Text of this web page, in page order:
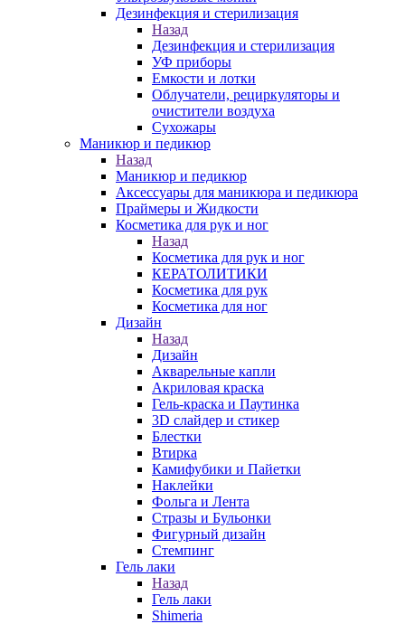
Дезинфекция и стерилизация
Назад
Дезинфекция и стерилизация
УФ приборы
Емкости и лотки
Облучатели, рециркуляторы и
очистители воздуха
Сухожары
Маникюр и педикюр
Назад
Маникюр и педикюр
Аксессуары для маникюра и педикюра
Праймеры и Жидкости
Косметика для рук и ног
Назад
Косметика для рук и ног
КЕРАТОЛИТИКИ
Косметика для рук
Косметика для ног
Дизайн
Назад
Дизайн
Акварельные капли
Акриловая краска
Гель-краска и Паутинка
3D слайдер и стикер
Блестки
Втирка
Камифубики и Пайетки
Наклейки
Фольга и Лента
Стразы и Бульонки
Фигурный дизайн
Стемпинг
Гель лаки
Назад
Гель лаки
Shimeria